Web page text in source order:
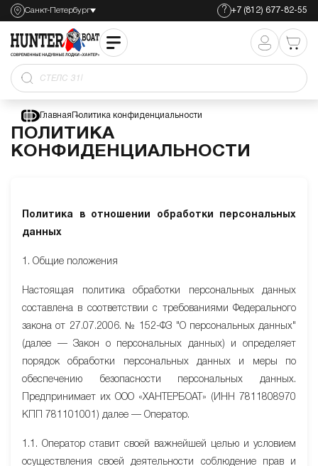
Санкт-Петербург ? +7 (812) 677-82-55
Ножная по
Главная Политика конфиденциальности
ПОЛИТИКА
КОНФИДЕНЦИАЛЬНОСТИ
Политика в отношении обработки персональных
данных
1. Общие положения
Настоящая политика обработки персональных данных
составлена в соответствии с требованиями Федерального
закона от 27.07.2006. № 152-ФЗ "О персональных данных"
(далее — Закон о персональных данных) и определяет
порядок обработки персональных данных и меры по
обеспечению безопасности персональных данных.
Предпринимает их ООО «ХАНТЕРБОАТ» (ИНН 7811808970
КПП 781101001) далее — Оператор.
1.1. Оператор ставит своей важнейшей целью и условием
осуществления своей деятельности соблюдение прав и